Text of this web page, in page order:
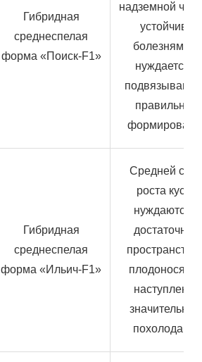
Гибридная
среднеспелая
форма «Поиск-F1»
надземной
устойчив к
болезням, но
нуждается в
правильном
Гибридная
среднеспелая
форма «Ильич-F1»
Средней
роста кусты
нуждаются в
достаточном
пространстве
плодоносят
наступления
похолодания